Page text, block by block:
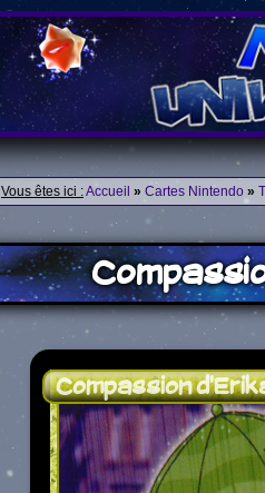
Vous êtes ici :Accueil » Cartes Nintendo »
Compassion